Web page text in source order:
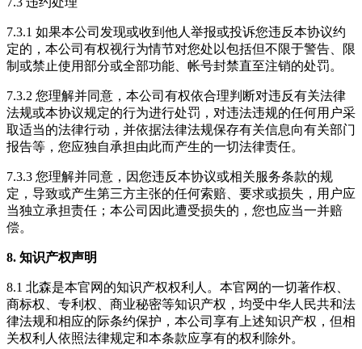
7.3.1 如果本公司发现或收到他人举报或投诉您违反本协议约
定的，本公司有权视行为情节对您处以包括但不限于警告、限
制或禁止使用部分或全部功能、帐号封禁直至注销的处罚。
7.3.2 您理解并同意，本公司有权依合理判断对违反有关法律
法规或本协议规定的行为进行处罚，对违法违规的任何用户采
取适当的法律行动，并依据法律法规保存有关信息向有关部门
报告等，您应独自承担由此而产生的一切法律责任。
7.3.3 您理解并同意，因您违反本协议或相关服务条款的规
定，导致或产生第三方主张的任何索赔、要求或损失，用户应
当独立承担责任；本公司因此遭受损失的，您也应当一并赔
偿。
8. 知识产权声明
8.1 北森是本官网的知识产权权利人。本官网的一切著作权、
商标权、专利权、商业秘密等知识产权，均受中华人民共和法
律法规和相应的际条约保护，本公司享有上述知识产权，但相
关权利人依照法律规定和本条款应享有的权利除外。